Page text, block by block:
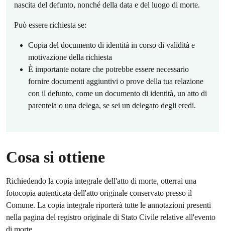
nascita del defunto, nonché della data e del luogo di morte.
Può essere richiesta se:
Copia del documento di identità in corso di validità e
motivazione della richiesta
È importante notare che potrebbe essere necessario
fornire documenti aggiuntivi o prove della tua relazione
con il defunto, come un documento di identità, un atto di
parentela o una delega, se sei un delegato degli eredi.
Cosa si ottiene
Richiedendo la copia integrale dell'atto di morte, otterrai una
fotocopia autenticata dell'atto originale conservato presso il
Comune. La copia integrale riporterà tutte le annotazioni presenti
nella pagina del registro originale di Stato Civile relative all'evento
di morte.